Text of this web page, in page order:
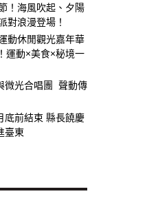
！海風吹起、夕陽
對浪漫登場！
動休閒觀光嘉年華
運動×美食×秘境一
微光合唱團 聲動傳
底前結束 縣長饒慶
臺東